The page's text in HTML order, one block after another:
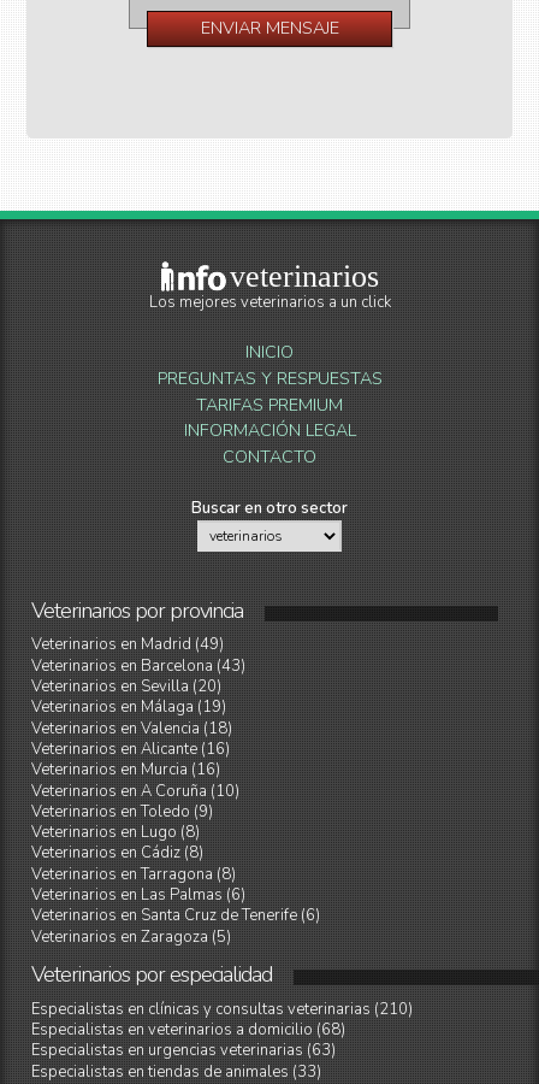
veterinarios
Los mejores veterinarios a un click
INICIO
PREGUNTAS Y RESPUESTAS
TARIFAS PREMIUM
INFORMACIÓN LEGAL
CONTACTO
Buscar en otro sector
Veterinariosporprovincia
Veterinarios en Madrid (49)
Veterinarios en Barcelona (43)
Veterinarios en Sevilla (20)
Veterinarios en Málaga (19)
Veterinarios en Valencia (18)
Veterinarios en Alicante (16)
Veterinarios en Murcia (16)
Veterinarios en A Coruña (10)
Veterinarios en Toledo (9)
Veterinarios en Lugo (8)
Veterinarios en Cádiz (8)
Veterinarios en Tarragona (8)
Veterinarios en Las Palmas (6)
Veterinarios en Santa Cruz de Tenerife (6)
Veterinarios en Zaragoza (5)
Veterinariosporespecialidad
Especialistas en clínicas y consultas veterinarias (210)
Especialistas en veterinarios a domicilio (68)
Especialistas en urgencias veterinarias (63)
Especialistas en tiendas de animales (33)